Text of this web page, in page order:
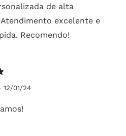
de alta
excelente e
Recomendo!
12/01/24